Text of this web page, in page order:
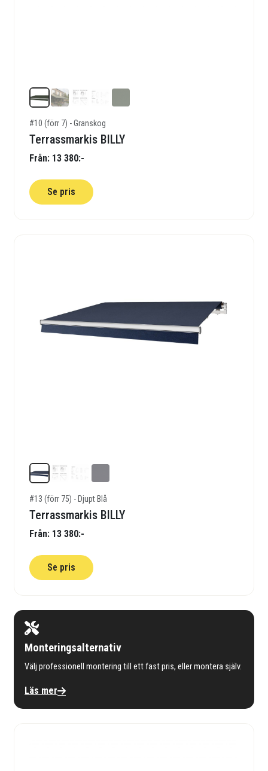
#10 (förr 7) - Granskog
Terrassmarkis BILLY
Från: 13 380:-
Se pris
#13 (förr 75) - Djupt Blå
Terrassmarkis BILLY
Från: 13 380:-
Se pris
Monteringsalternativ
Välj professionell montering till ett fast pris, eller montera själv.
Läs mer